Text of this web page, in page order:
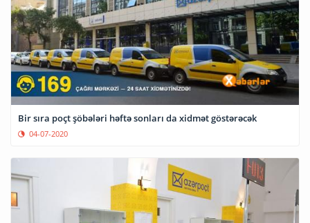
Bir sıra poçt şöbələri həftə sonları da xidmət göstərəcək
04-07-2020